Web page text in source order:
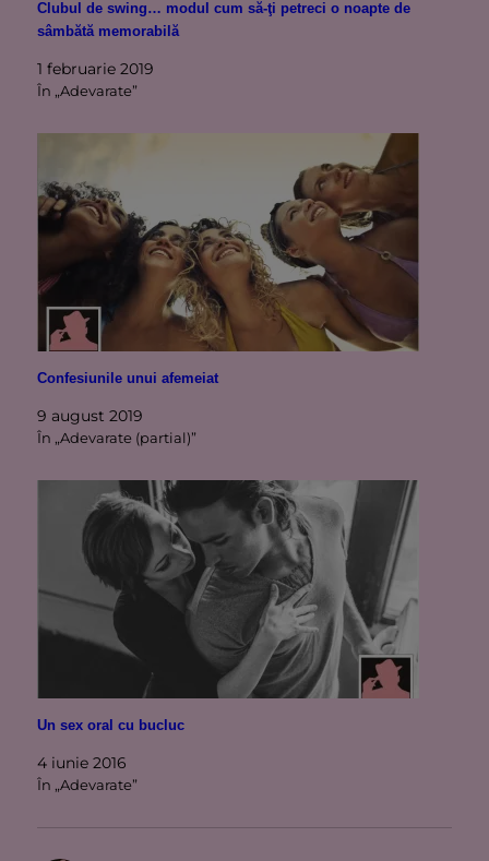
Clubul de swing… modul cum să-ţi petreci o noapte de
sâmbătă memorabilă
1 februarie 2019
În „Adevarate”
Confesiunile unui afemeiat
9 august 2019
În „Adevarate (partial)”
Un sex oral cu bucluc
4 iunie 2016
În „Adevarate”